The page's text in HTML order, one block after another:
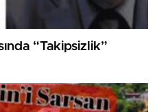
“Takipsizlik”